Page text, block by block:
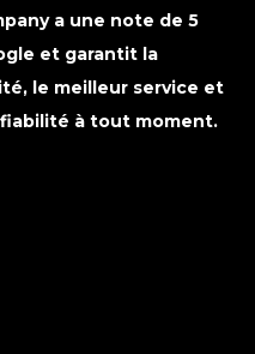
a une note de 5
et garantit la
le meilleur service et
à tout moment.